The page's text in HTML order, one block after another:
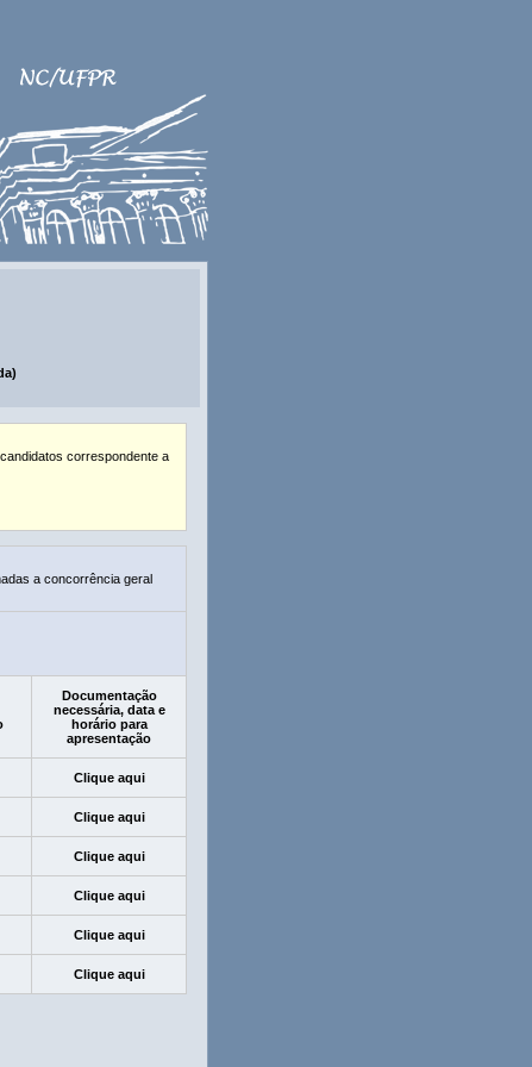
correspondente a
a concorrência geral
Documentação
necessária, data e
horário para
apresentação
Clique aqui
Clique aqui
Clique aqui
Clique aqui
Clique aqui
Clique aqui